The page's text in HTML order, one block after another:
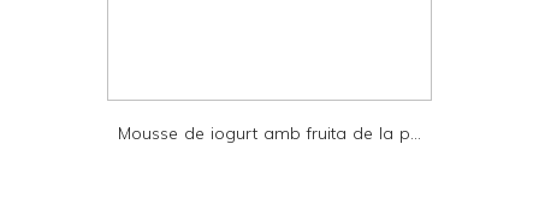
Mousse de iogurt amb fruita de la p...